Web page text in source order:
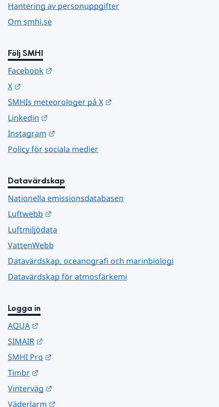
Hantering av personuppgifter
Om smhi.se
Följ SMHI
Facebook
X
SMHIs meteorologer på X
Linkedin
Instagram
Policy för sociala medier
Datavärdskap
Nationella emissionsdatabasen
Luftwebb
Luftmiljödata
VattenWebb
Datavärdskap, oceanografi och marinbiologi
Datavärdskap för atmosfärkemi
Logga in
AQUA
SIMAIR
SMHI Pro
Timbr
Vinterväg
Väderlarm